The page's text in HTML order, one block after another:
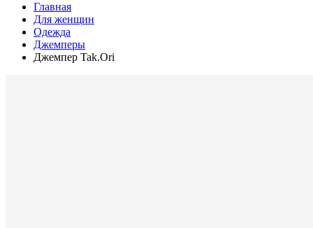
Главная
Для женщин
Одежда
Джемперы
Джемпер Tak.Ori